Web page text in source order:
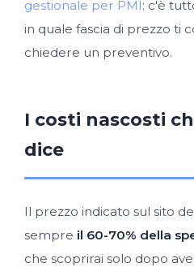
gestionale per PMI: c'è
in quale fascia di prezzo ti
chiedere un preventivo.
I costi nascosti
dice
Il prezzo indicato sul sito
sempre il 60-70% della
che scoprirai solo dopo